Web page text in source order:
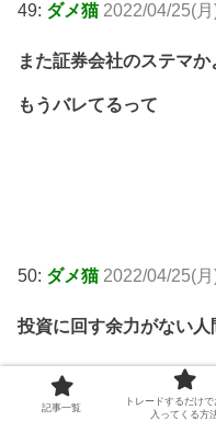
49: ダメ猫 2022/04/25(
また証券会社のステマか
もうバレてるって
50: ダメ猫 2022/04/25(
投資に回す余力がない人
記事一覧
トレードするだけ
入ってくる方